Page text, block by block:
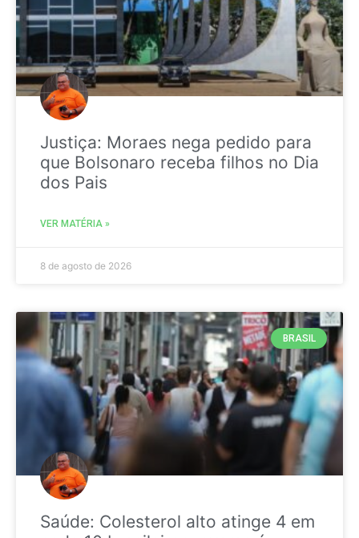
Justiça: Moraes nega pedido para
que Bolsonaro receba filhos no Dia
dos Pais
VER MATÉRIA »
8 de agosto de 2026
BRASIL
Saúde: Colesterol alto atinge 4 em